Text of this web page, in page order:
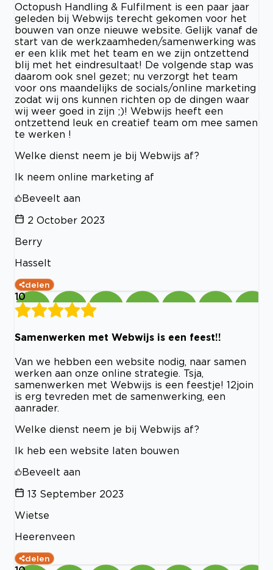
Octopush Handling & Fulfilment is een paar jaar
geleden bij Webwijs terecht gekomen voor het
bouwen van onze nieuwe website. Gelijk vanaf de
start van de werkzaamheden/samenwerking was
er een klik met het team en we zijn ontzettend
blij met het eindresultaat! De volgende stap was
daarom ook snel gezet; nu verzorgt het team
voor ons maandelijks de socials/online marketing
zodat wij ons kunnen richten op de dingen waar
wij weer goed in zijn ;)! Webwijs heeft een
ontzettend leuk en creatief team om mee samen
te werken !
Welke dienst neem je bij Webwijs af?
Ik neem online marketing af
Beveelt aan
2 October 2023
Berry
Hasselt
delen
10
Samenwerken met Webwijs is een feest!!
Van we hebben een website nodig, naar samen
werken aan onze online strategie. Tsja,
samenwerken met Webwijs is een feestje! 12join
is erg tevreden met de samenwerking, een
aanrader.
Welke dienst neem je bij Webwijs af?
Ik heb een website laten bouwen
Beveelt aan
13 September 2023
Wietse
Heerenveen
delen